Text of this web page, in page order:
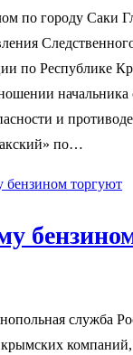
по городу Саки
по Республике
начальника
и
по…
служба